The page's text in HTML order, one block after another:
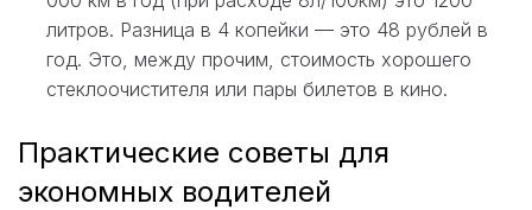
литров. Разница в 4 копейки — это 48 рублей в
год. Это, между прочим, стоимость хорошего
стеклоочистителя или пары билетов в кино.
Практические советы для
экономных водителей